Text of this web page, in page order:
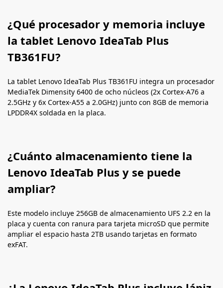
¿Qué procesador y memoria incluye
la tablet Lenovo IdeaTab Plus
TB361FU?
La tablet Lenovo IdeaTab Plus TB361FU integra un procesador
MediaTek Dimensity 6400 de ocho núcleos (2x Cortex-A76 a
2.5GHz y 6x Cortex-A55 a 2.0GHz) junto con 8GB de memoria
LPDDR4X soldada en la placa.
¿Cuánto almacenamiento tiene la
Lenovo IdeaTab Plus y se puede
ampliar?
Este modelo incluye 256GB de almacenamiento UFS 2.2 en la
placa y cuenta con ranura para tarjeta microSD que permite
ampliar el espacio hasta 2TB usando tarjetas en formato
exFAT.